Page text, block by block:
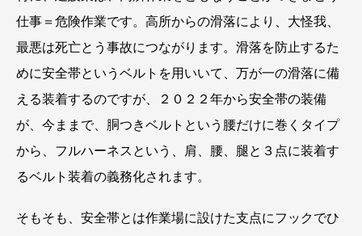
仕事＝危険作業です。高所からの滑落により、大怪我、
最悪は死亡とう事故につながります。滑落を防止するた
めに安全帯というベルトを用いいて、万が一の滑落に備
える装着するのですが、２０２２年から安全帯の装備
が、今ままで、胴つきベルトという腰だけに巻くタイプ
から、フルハーネスという、肩、腰、腿と３点に装着す
るベルト装着の義務化されます。
そもそも、安全帯とは作業場に設けた支点にフックでひ